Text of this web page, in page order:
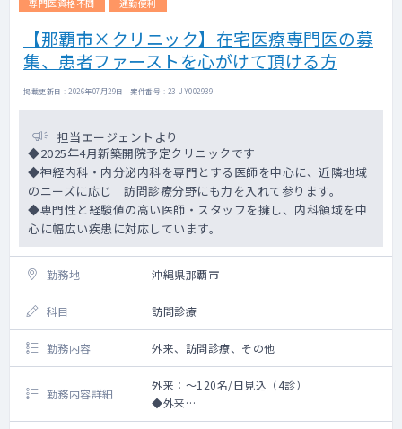
専門医資格不問
通勤便利
【那覇市×クリニック】在宅医療専門医の募
集、患者ファーストを心がけて頂ける方
掲載更新日 : 2026年07月29日 案件番号 : 23-JY002939
担当エージェントより
◆2025年4月新築開院予定クリニックです
◆神経内科・内分泌内科を専門とする医師を中心に、近隣地域
のニーズに応じ 訪問診療分野にも力を入れて参ります。
◆専門性と経験値の高い医師・スタッフを擁し、内科領域を中
心に幅広い疾患に対応しています。
勤務地 沖縄県那覇市
科目 訪問診療
勤務内容 外来、訪問診療、その他
勤務内容詳細
外来：～120名/日見込（4診）
◆外来
120名/4診見込み、1日30名程をご担当